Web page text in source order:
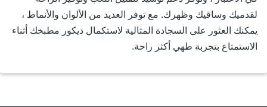
وساقيك وظهرك. مع توفر العديد من الألوان والأنماط ،
العثور على السجادة المثالية لاستكمال ديكور مطبخك أثناء
بتجربة طهي أكثر راحة.